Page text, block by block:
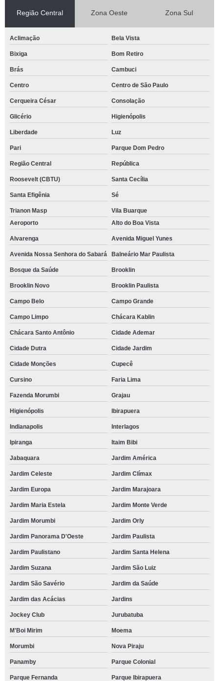
Região Central Zona Oeste Zona Sul
Aclimação Bela Vista
Bixiga Bom Retiro
Brás Cambuci
Centro Centro de São Paulo
Cerqueira César Consolação
Glicério Higienópolis
Liberdade Luz
Pari Parque Dom Pedro
Região Central República
Roosevelt (CBTU) Santa Cecília
Santa Efigênia Sé
Trianon Masp
Vila Buarque
Aeroporto
Alto do Boa Vista
Alvarenga Avenida Miguel Yunes
Avenida Nossa Senhora do Sabará Balneário Mar Paulista
Bosque da Saúde Brooklin
Brooklin Novo Brooklin Paulista
Campo Belo Campo Grande
Campo Limpo Chácara Kablin
Chácara Santo Antônio Cidade Ademar
Cidade Dutra Cidade Jardim
Cidade Monções Cupecê
Cursino Faria Lima
Fazenda Morumbi Grajau
Higienópolis Ibirapuera
Indianapolis Interlagos
Ipiranga Itaim Bibi
Jabaquara Jardim América
Jardim Celeste Jardim Clímax
Jardim Europa Jardim Marajoara
Jardim Maria Estela Jardim Monte Verde
Jardim Morumbi Jardim Orly
Jardim Panorama D'Oeste Jardim Paulista
Jardim Paulistano Jardim Santa Helena
Jardim Suzana Jardim São Luiz
Jardim São Savério Jardim da Saúde
Jardim das Acácias Jardins
Jockey Club Jurubatuba
M'Boi Mirim Moema
Morumbi Nova Piraju
Panamby Parque Colonial
Parque Fernanda Parque Ibirapuera